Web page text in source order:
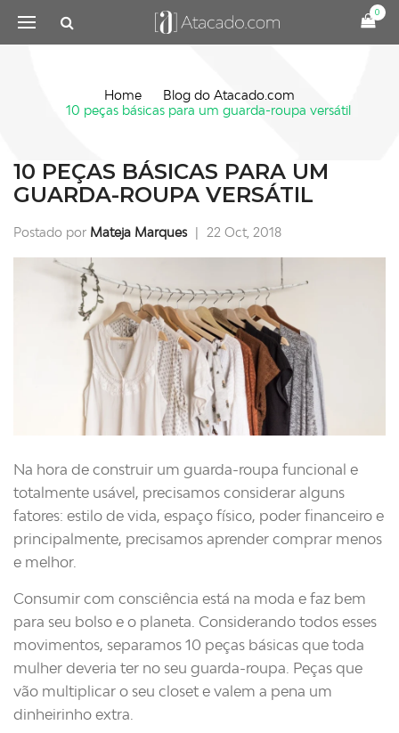
0
Home
Blog do Atacado.com
10 peças básicas para um guarda-roupa versátil
10 PEÇAS BÁSICAS PARA UM
GUARDA-ROUPA VERSÁTIL
Postado por Mateja Marques | 22 Oct, 2018
Na hora de construir um guarda-roupa funcional e
totalmente usável, precisamos considerar alguns
fatores: estilo de vida, espaço físico, poder financeiro e
principalmente, precisamos aprender comprar menos
e melhor.
Consumir com consciência está na moda e faz bem
para seu bolso e o planeta. Considerando todos esses
movimentos, separamos 10 peças básicas que toda
mulher deveria ter no seu guarda-roupa. Peças que
vão multiplicar o seu closet e valem a pena um
dinheirinho extra.